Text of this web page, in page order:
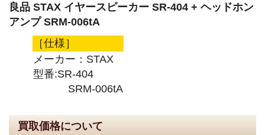
良品 STAX イヤースピーカー SR-404 + ヘッドホン
アンプ SRM-006tA
［仕様］
メーカー：STAX
型番:SR-404
SRM-006tA
買取価格について